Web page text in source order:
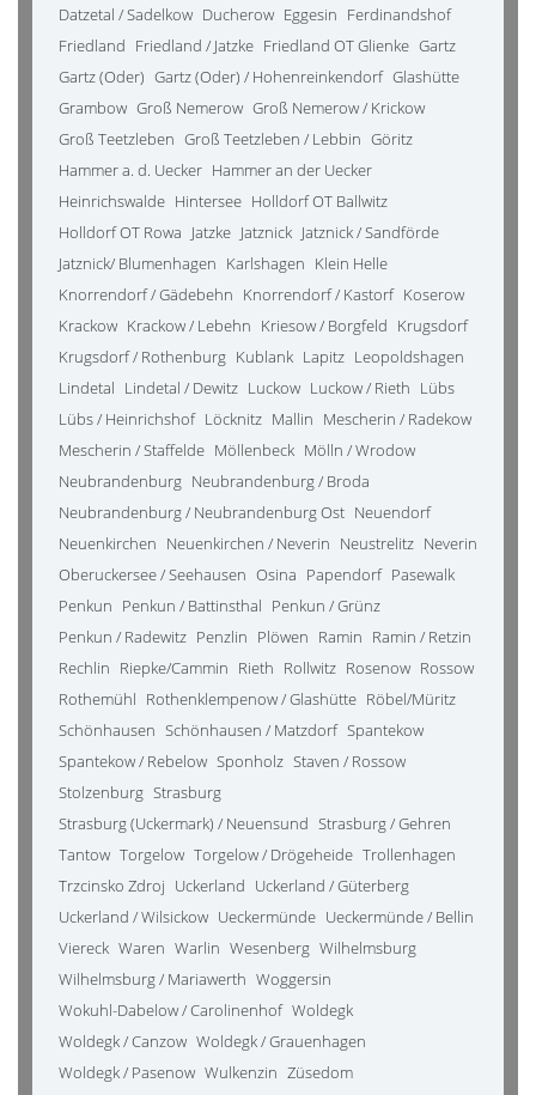
Datzetal / Sadelkow Ducherow Eggesin Ferdinandshof
Friedland Friedland / Jatzke Friedland OT Glienke Gartz
Gartz (Oder) Gartz (Oder) / Hohenreinkendorf Glashütte
Grambow Groß Nemerow Groß Nemerow / Krickow
Groß Teetzleben Groß Teetzleben / Lebbin Göritz
Hammer a. d. Uecker Hammer an der Uecker
Heinrichswalde Hintersee Holldorf OT Ballwitz
Holldorf OT Rowa Jatzke Jatznick Jatznick / Sandförde
Jatznick/ Blumenhagen Karlshagen Klein Helle
Knorrendorf / Gädebehn Knorrendorf / Kastorf Koserow
Krackow Krackow / Lebehn Kriesow / Borgfeld Krugsdorf
Krugsdorf / Rothenburg Kublank Lapitz Leopoldshagen
Lindetal Lindetal / Dewitz Luckow Luckow / Rieth Lübs
Lübs / Heinrichshof Löcknitz Mallin Mescherin / Radekow
Mescherin / Staffelde Möllenbeck Mölln / Wrodow
Neubrandenburg Neubrandenburg / Broda
Neubrandenburg / Neubrandenburg Ost Neuendorf
Neuenkirchen Neuenkirchen / Neverin Neustrelitz Neverin
Oberuckersee / Seehausen Osina Papendorf Pasewalk
Penkun Penkun / Battinsthal Penkun / Grünz
Penkun / Radewitz Penzlin Plöwen Ramin Ramin / Retzin
Rechlin Riepke/Cammin Rieth Rollwitz Rosenow Rossow
Rothemühl Rothenklempenow / Glashütte Röbel/Müritz
Schönhausen Schönhausen / Matzdorf Spantekow
Spantekow / Rebelow Sponholz Staven / Rossow
Stolzenburg Strasburg
Strasburg (Uckermark) / Neuensund Strasburg / Gehren
Tantow Torgelow Torgelow / Drögeheide Trollenhagen
Trzcinsko Zdroj Uckerland Uckerland / Güterberg
Uckerland / Wilsickow Ueckermünde Ueckermünde / Bellin
Viereck Waren Warlin Wesenberg Wilhelmsburg
Wilhelmsburg / Mariawerth Woggersin
Wokuhl-Dabelow / Carolinenhof Woldegk
Woldegk / Canzow Woldegk / Grauenhagen
Woldegk / Pasenow Wulkenzin Züsedom